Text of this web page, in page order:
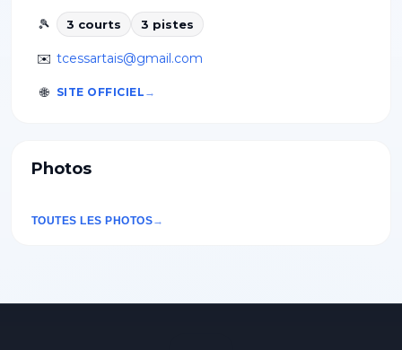
🎾
3 courts 3 pistes
✉️ tcessartais@gmail.com
🌐 SITE OFFICIEL
Photos
TOUTES LES PHOTOS